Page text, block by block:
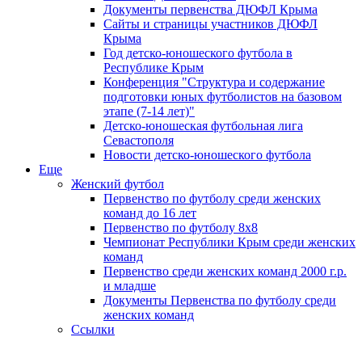
Документы первенства ДЮФЛ Крыма
Сайты и страницы участников ДЮФЛ
Крыма
Год детско-юношеского футбола в
Республике Крым
Конференция "Структура и содержание
подготовки юных футболистов на базовом
этапе (7-14 лет)"
Детско-юношеская футбольная лига
Севастополя
Новости детско-юношеского футбола
Еще
Женский футбол
Первенство по футболу среди женских
команд до 16 лет
Первенство по футболу 8х8
Чемпионат Республики Крым среди женских
команд
Первенство среди женских команд 2000 г.р.
и младше
Документы Первенства по футболу среди
женских команд
Ссылки